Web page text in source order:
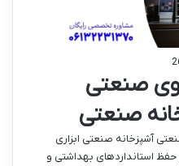
صنعتی
صنعتی
آشپزخانه صنعتی ابزاری
حفظ استانداردهای بهداشتی و